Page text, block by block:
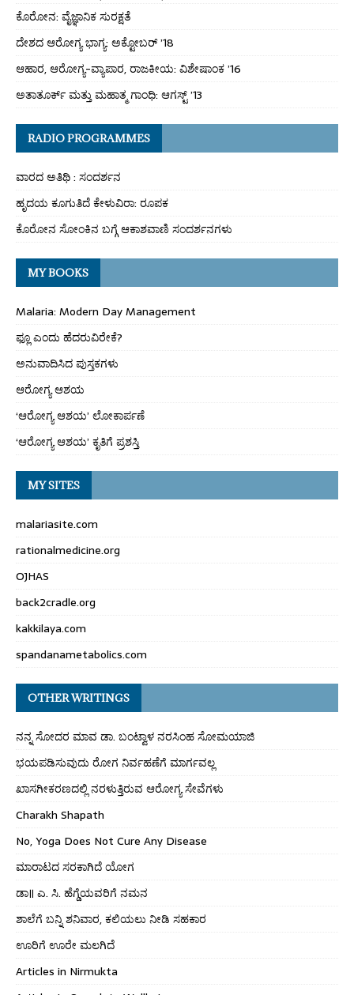
ಕೊರೋನ: ವೈಜ್ಞಾನಿಕ ಸುರಕ್ಷತೆ
ದೇಶದ ಆರೋಗ್ಯ ಭಾಗ್ಯ: ಅಕ್ಟೋಬರ್ ’18
ಆಹಾರ, ಆರೋಗ್ಯ-ವ್ಯಾಪಾರ, ರಾಜಕೀಯ: ವಿಶೇಷಾಂಕ ’16
ಅತಾತೂರ್ಕ್ ಮತ್ತು ಮಹಾತ್ಮ ಗಾಂಧಿ: ಆಗಸ್ಟ್ ’13
RADIO PROGRAMMES
ವಾರದ ಅತಿಥಿ : ಸಂದರ್ಶನ
ಹೃದಯ ಕೂಗುತಿದೆ ಕೇಳುವಿರಾ: ರೂಪಕ
ಕೊರೋನ ಸೋಂಕಿನ ಬಗ್ಗೆ ಆಕಾಶವಾಣಿ ಸಂದರ್ಶನಗಳು
MY BOOKS
Malaria: Modern Day Management
ಫ್ಲೂ ಎಂದು ಹೆದರುವಿರೇಕೆ?
ಅನುವಾದಿಸಿದ ಪುಸ್ತಕಗಳು
ಆರೋಗ್ಯ ಆಶಯ
‘ಆರೋಗ್ಯ ಆಶಯ’ ಲೋಕಾರ್ಪಣೆ
‘ಆರೋಗ್ಯ ಆಶಯ’ ಕೃತಿಗೆ ಪ್ರಶಸ್ತಿ
MY SITES
malariasite.com
rationalmedicine.org
OJHAS
back2cradle.org
kakkilaya.com
spandanametabolics.com
OTHER WRITINGS
ನನ್ನ ಸೋದರ ಮಾವ ಡಾ. ಬಂಟ್ವಾಳ ನರಸಿಂಹ ಸೋಮಯಾಜಿ
ಭಯಪಡಿಸುವುದು ರೋಗ ನಿರ್ವಹಣೆಗೆ ಮಾರ್ಗವಲ್ಲ
ಖಾಸಗೀಕರಣದಲ್ಲಿ ನರಳುತ್ತಿರುವ ಆರೋಗ್ಯ ಸೇವೆಗಳು
Charakh Shapath
No, Yoga Does Not Cure Any Disease
ಮಾರಾಟದ ಸರಕಾಗಿದೆ ಯೋಗ
ಡಾ॥ ಎ. ಸಿ. ಹೆಗ್ಡೆಯವರಿಗೆ ನಮನ
ಶಾಲೆಗೆ ಬನ್ನಿ ಶನಿವಾರ, ಕಲಿಯಲು ನೀಡಿ ಸಹಕಾರ
ಊರಿಗೆ ಊರೇ ಮಲಗಿದೆ
Articles in Nirmukta